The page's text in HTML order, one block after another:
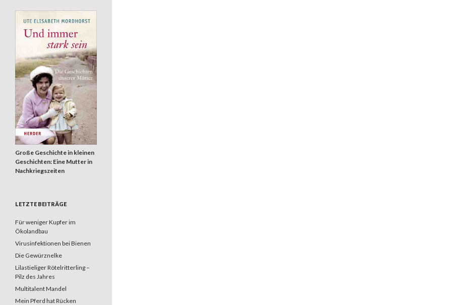
Große Geschichte in kleinen
Geschichten: Eine Mutter in
Nachkriegszeiten
LETZTE BEITRÄGE
Für weniger Kupfer im
Ökolandbau
Virusinfektionen bei Bienen
Die Gewürznelke
Lilastieliger Rötelritterling –
Pilz des Jahres
Multitalent Mandel
Mein Pferd hat Rücken